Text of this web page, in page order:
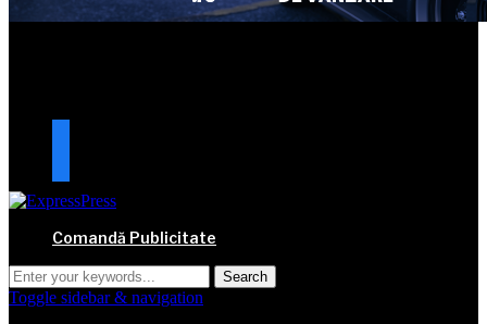
Comandă Publicitate
Toggle sidebar & navigation